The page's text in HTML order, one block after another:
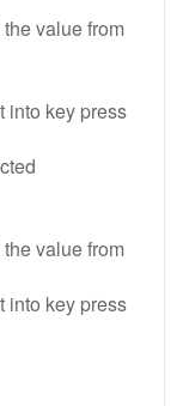
value from
into key press
value from
into key press